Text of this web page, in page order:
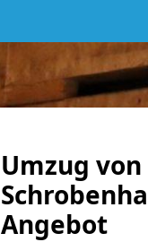
Umzug
Angebot